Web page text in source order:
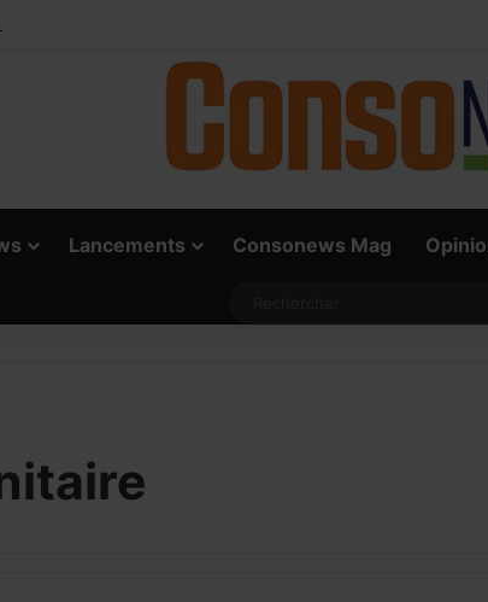
Ahmed Ouazzani: Accompagnement, innovation et SoftPOS, le
Lancements Consonews Mag